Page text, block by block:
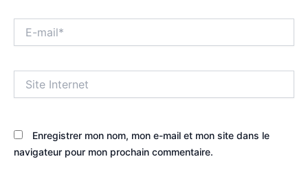
mail*
Internet
Enregistrer mon nom, mon e-mail et mon site dans le
navigateur pour mon prochain commentaire.